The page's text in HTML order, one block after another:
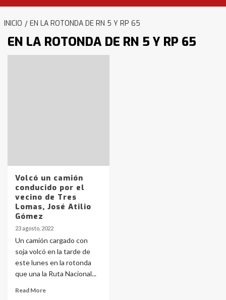
INICIO EN LA ROTONDA DE RN 5 Y RP 65
EN LA ROTONDA DE RN 5 Y RP 65
Volcó un camión
conducido por el
vecino de Tres
Lomas, José Atilio
Gómez
23 agosto, 2022
Un camión cargado con
soja volcó en la tarde de
este lunes en la rotonda
que una la Ruta Nacional...
Read More
5
Los precios de los combustibles en
La Pampa, desde YPF hasta Axion
entre 857 a 1338 pesos
6
La Bolsa de Cereales de Bahía
Blanca anticipa que Agosto vendrá
con lluvias y heladas, en gran parte
de la provincia